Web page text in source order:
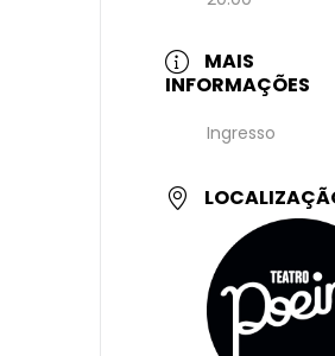
MAIS
INFORMAÇÕES
Ingresso